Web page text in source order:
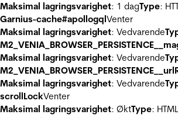
Maksimal lagringsvarighet: 1 dagType:
Garnius-cache#apollogqlVenter
Maksimal lagringsvarighet: Vedvarende
Maksimal lagringsvarighet: Vedvarende
Maksimal lagringsvarighet: Vedvarende
scrollLockVenter
Maksimal lagringsvarighet: ØktType: